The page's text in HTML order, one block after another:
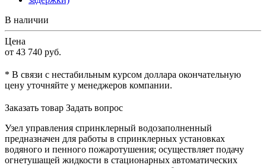
В наличии
Цена
от 43 740 руб.
* В связи с нестабильным курсом доллара окончательную
цену уточняйте у менеджеров компании.
Заказать товар Задать вопрос
Узел управления спринклерный водозаполненный
предназначен для работы в спринклерных установках
водяного и пенного пожаротушения; осуществляет подачу
огнетушащей жидкости в стационарных автоматических